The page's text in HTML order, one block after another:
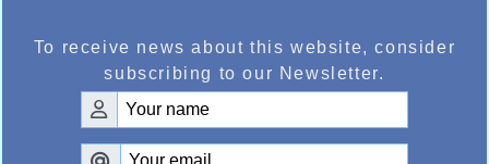
To receive news about this website, consider
subscribing to our Newsletter.